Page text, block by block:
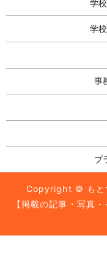
学
学
事
プ
Copyright © もと
【掲載の記事・写真